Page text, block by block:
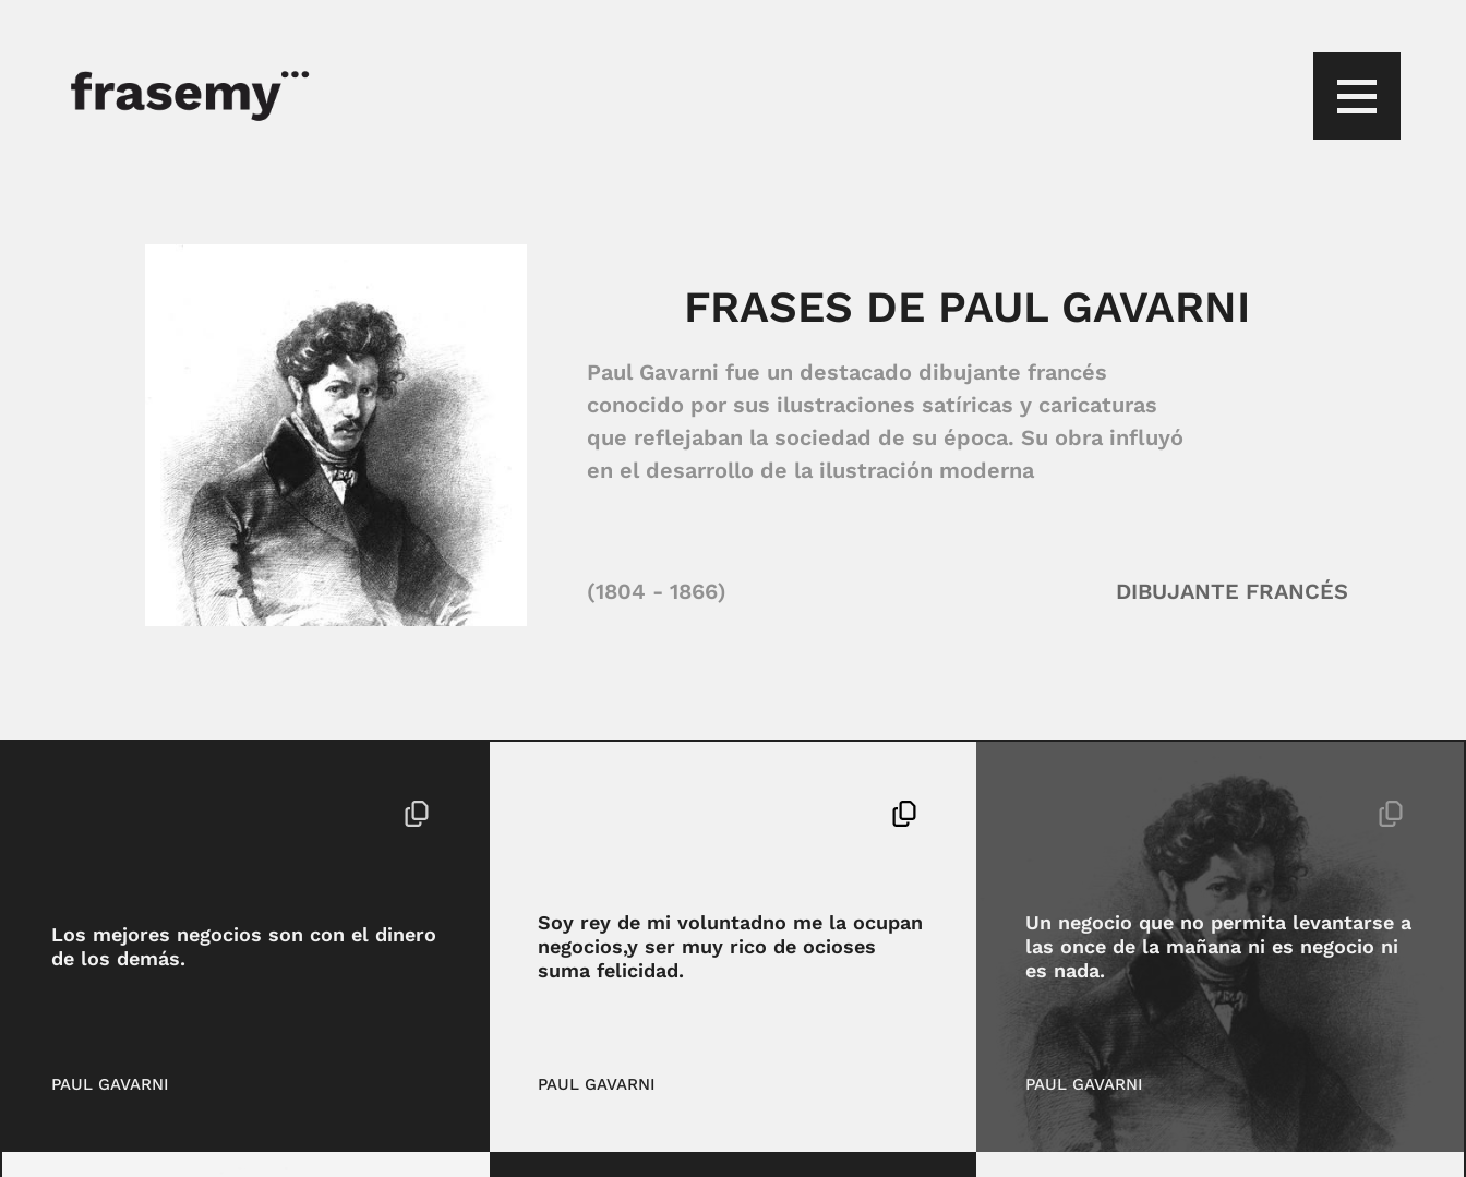
FRASES DE PAUL GAVARNI
Paul Gavarni fue un destacado dibujante francés
conocido por sus ilustraciones satíricas y caricaturas
que reflejaban la sociedad de su época. Su obra influyó
en el desarrollo de la ilustración moderna
(1804 - 1866) DIBUJANTE FRANCÉS
Los mejores negocios son con el dinero
de los demás.
PAUL GAVARNI
Soy rey de mi voluntadno me la ocupan
negocios,y ser muy rico de ocioses
suma felicidad.
PAUL GAVARNI
Un negocio que no permita levantarse a
las once de la mañana ni es negocio ni
es nada.
PAUL GAVARNI